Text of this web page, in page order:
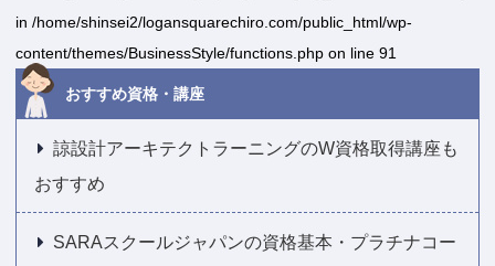
in /home/shinsei2/logansquarechiro.com/public_html/wp-
content/themes/BusinessStyle/functions.php on line 91
おすすめ資格・講座
諒設計アーキテクトラーニングのW資格取得講座も
おすすめ
SARAスクールジャパンの資格基本・プラチナコー